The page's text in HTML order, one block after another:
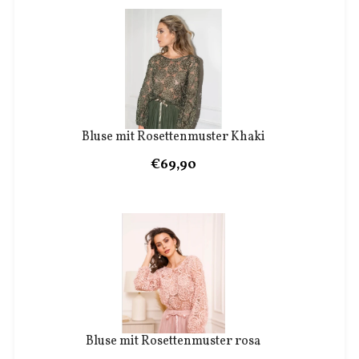
Bluse mit Rosettenmuster Khaki
€69,90
Bluse mit Rosettenmuster rosa